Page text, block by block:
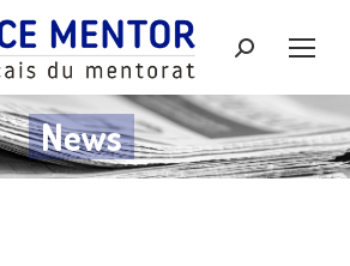
Recherche
:
News